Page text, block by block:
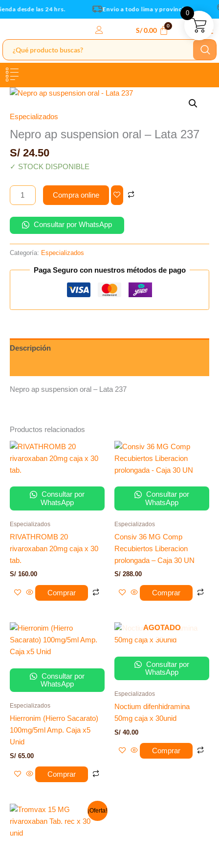
Ir
al
desde las 24 hrs. Envio a todo lima y provincias
S/0.00
Especializados
Nepro ap suspension oral – Lata 237
S/ 24.50
✓ STOCK DISPONIBLE
Nepro
suspension
-
Lata
237
Compra online
Consultar por WhatsApp
Categoría: Especializados
Paga Seguro con nuestros métodos de pago
Descripción
Nepro ap suspension oral – Lata 237
Productos relacionados
Consultar por
WhatsApp
Especializados
RIVATHROMB 20
rivaroxaban 20mg caja x 30
tab.
S/ 160.00
Comprar
Consultar por
WhatsApp
Especializados
Consiv 36 MG Comp
Recubiertos Liberacion
prolongada – Caja 30 UN
S/ 288.00
Comprar
Consultar por
WhatsApp
Especializados
Hierronim (Hierro Sacarato)
100mg/5ml Amp. Caja x5
Unid
S/ 65.00
Comprar
AGOTADO
Consultar por
WhatsApp
Especializados
Noctium difenhidramina
50mg caja x 30unid
S/ 40.00
Comprar
¡Oferta!
El
original
El
actual
0